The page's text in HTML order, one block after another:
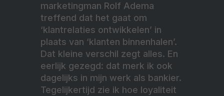
marketingman Rolf Adema
treffend dat het gaat om
‘klantrelaties ontwikkelen’ in
plaats van ‘klanten binnenhalen’.
Dat kleine verschil zegt alles. En
eerlijk gezegd: dat merk ik ook
dagelijks in mijn werk als bankier.
Tegelijkertijd zie ik hoe loyaliteit